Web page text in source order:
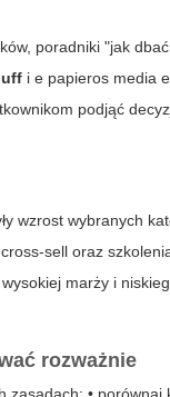
poradniki "jak
ie papieros media
podjąć
wzrost wybranych
sell oraz
marży i
rozważnie